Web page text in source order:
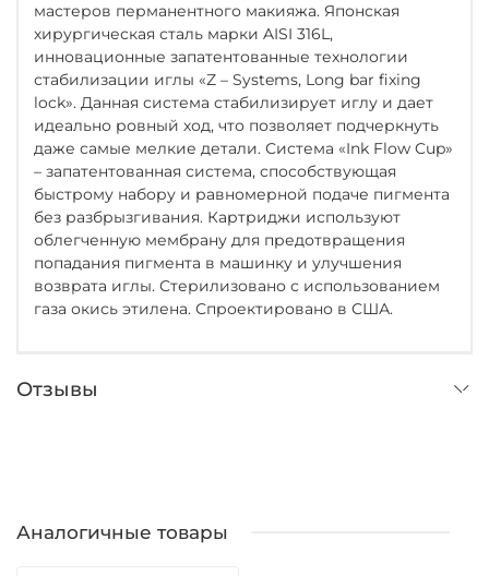
мастеров перманентного макияжа. Японская
хирургическая сталь марки AISI 316L,
инновационные запатентованные технологии
стабилизации иглы «Z – Systems, Long bar fixing
lock». Данная система стабилизирует иглу и дает
идеально ровный ход, что позволяет подчеркнуть
даже самые мелкие детали. Система «Ink Flow Cup»
– запатентованная система, способствующая
быстрому набору и равномерной подаче пигмента
без разбрызгивания. Картриджи используют
облегченную мембрану для предотвращения
попадания пигмента в машинку и улучшения
возврата иглы. Стерилизовано с использованием
газа окись этилена. Спроектировано в США.
Отзывы
Аналогичные товары